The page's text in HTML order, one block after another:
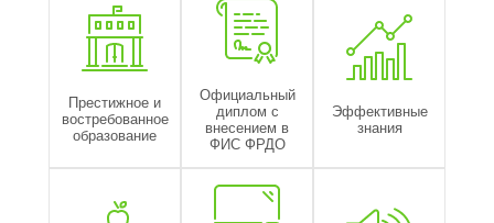
Престижное и
востребованное
образование
Официальный
диплом с
внесением в
ФИС ФРДО
Эффективные
знания